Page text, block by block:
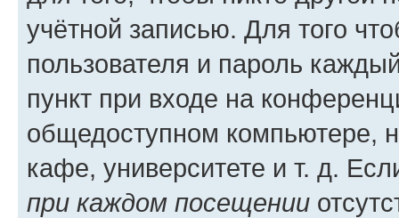
учётной записью. Для того
пользователя и пароль
пункт при входе на
общедоступном компьютере,
кафе, университете и т. д.
при каждом посещении